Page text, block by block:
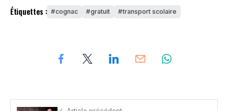
Étiquettes : cognac gratuit transport scolaire